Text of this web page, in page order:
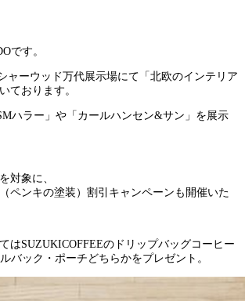
です。
ャーウッド万代展示場にて「北欧のインテリア
ております。
ハラー」や「カールハンセン&サン」を展示
対象に、
ペンキの塗装）割引キャンペーンも開催いた
はSUZUKICOFFEEのドリップバッグコーヒー
バック・ポーチどちらかをプレゼント。